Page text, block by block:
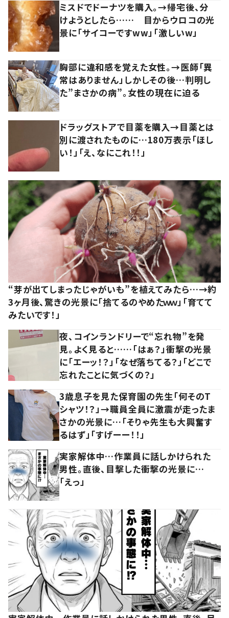
ミスドでドーナツを購入。→帰宅後、分
けようとしたら…… 目からウロコの光
景に「サイコーですww」「激しいw」
胸部に違和感を覚えた女性。→医師「異
常はありません」しかしその後…判明し
た”まさかの病”。女性の現在に迫る
ドラッグストアで目薬を購入→目薬とは
別に渡されたものに…180万表示「ほし
い！」「え、なにこれ！！」
“芽が出てしまったじゃがいも”を植えてみたら…→約
3ヶ月後、驚きの光景に「捨てるのやめたｗｗ」「育てて
みたいです！」
夜、コインランドリーで“忘れ物”を発
見。よく見ると……「はぁ？」衝撃の光景
に「エーッ！？」「なぜ落ちてる？」「どこで
忘れたことに気づくの？」
3歳息子を見た保育園の先生「何そのT
シャツ！？」→職員全員に激震が走ったま
さかの光景に…「そりゃ先生も大興奮す
るはず」「すげーー！！」
実家解体中…作業員に話しかけられた
男性。直後、目撃した衝撃の光景に…
「えっ」